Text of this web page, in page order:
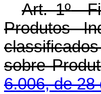
Art. 1º
Produtos
sobre
6.006, de 28